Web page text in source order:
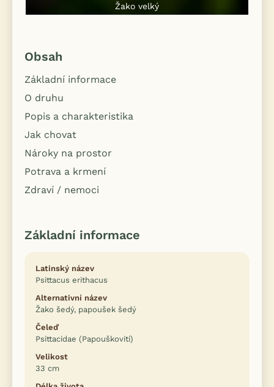
Žako velký
Obsah
Základní informace
O druhu
Popis a charakteristika
Jak chovat
Nároky na prostor
Potrava a krmení
Zdraví / nemoci
Základní informace
Latinský název
Psittacus erithacus
Alternativní název
Žako šedý, papoušek šedý
Čeleď
Psittacidae (Papouškovití)
Velikost
33 cm